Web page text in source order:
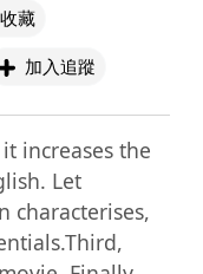
收藏
加入追蹤
Let
characterises,